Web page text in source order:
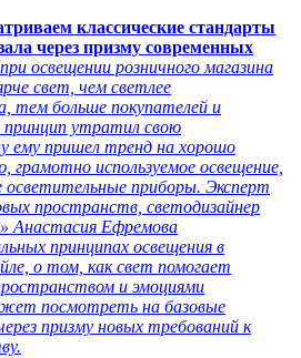
классические стандарты
через призму современных
освещении розничного магазина
свет, чем светлее
тем больше покупателей и
утратил свою
ему пришел тренд на хорошо
грамотно используемое освещение,
осветительные приборы. Эксперт
пространств, светодизайнер
Анастасия Ефремова
принципах освещения в
о том, как свет помогает
и эмоциями
посмотреть на базовые
призму новых требований к